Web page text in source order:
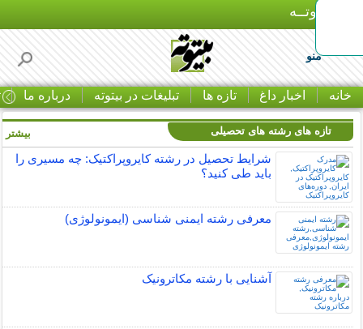
بـیتوتــه
منو
خانه اخبار داغ تازه ها تبلیغات در بیتوته درباره ما
تازه های رشته های تحصیلی
شرایط تحصیل در رشته کایروپراکتیک: چه مسیری را
باید طی کنید؟
معرفی رشته ایمنی شناسی (ایمونولوژی)
آشنایی با رشته مکاترونیک
بیشتر